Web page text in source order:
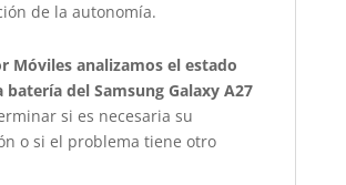
de la autonomía.
Móviles analizamos el estado
batería del Samsung Galaxy A27
si es necesaria su
o si el problema tiene otro